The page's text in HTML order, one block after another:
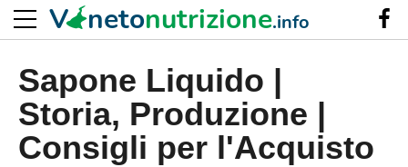
Sapone Liquido |
Storia, Produzione |
Consigli per l'Acquisto
V netonutrizione.info